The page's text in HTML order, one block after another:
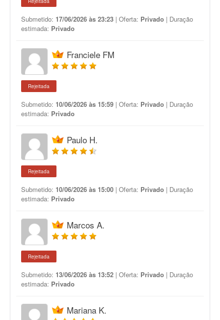
Submetido: 17/06/2026 às 23:23 | Oferta: Privado | Duração
estimada: Privado
Franciele FM
Rejeitada
Submetido: 10/06/2026 às 15:59 | Oferta: Privado | Duração
estimada: Privado
Paulo H.
Rejeitada
Submetido: 10/06/2026 às 15:00 | Oferta: Privado | Duração
estimada: Privado
Marcos A.
Rejeitada
Submetido: 13/06/2026 às 13:52 | Oferta: Privado | Duração
estimada: Privado
Mariana K.